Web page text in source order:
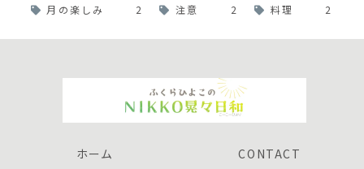
月の楽しみ
2 注意 2 料理 2
ホーム CONTACT